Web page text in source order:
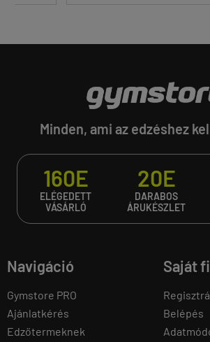
Minden, ami az edzéshez
160E
ELÉGEDETT
VÁSÁRLÓ
20E
DARABOS
ÁRUKÉSZLET
Navigáció
Gymstore PRO
Ajánlatkérés
Edzőtermeknek
Saját
Belépés